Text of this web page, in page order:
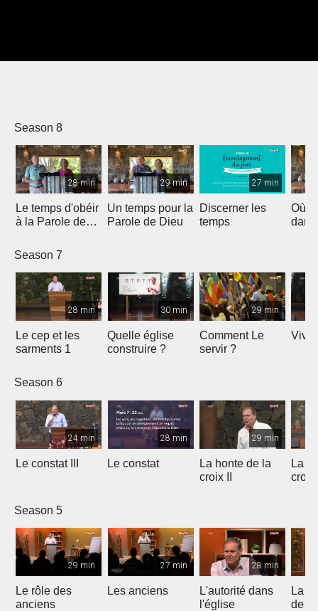
Season 8
28 min
Le temps d'obéir
à la Parole de
29 min
Un temps pour la
Parole de Dieu
27 min
Discerner les
temps
Où
dans
Season 7
28 min
Le cep et les
sarments 1
30 min
Quelle église
construire ?
29 min
Comment Le
servir ?
Season 6
24 min
Le constat III
28 min
Le constat
29 min
La honte de la
croix II
La
croix
Season 5
29 min
Le rôle des
anciens
27 min
Les anciens
28 min
L'autorité dans
l'église
La
de